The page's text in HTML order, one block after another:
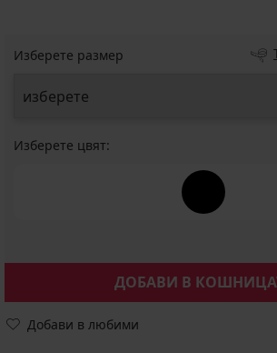
Изберете размер
Изберете цвят:
ДОБАВИ В
Добави в любими